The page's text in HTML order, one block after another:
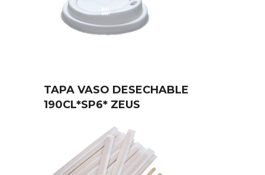
TAPA VASO DESECHABLE
190CL*SP6* ZEUS